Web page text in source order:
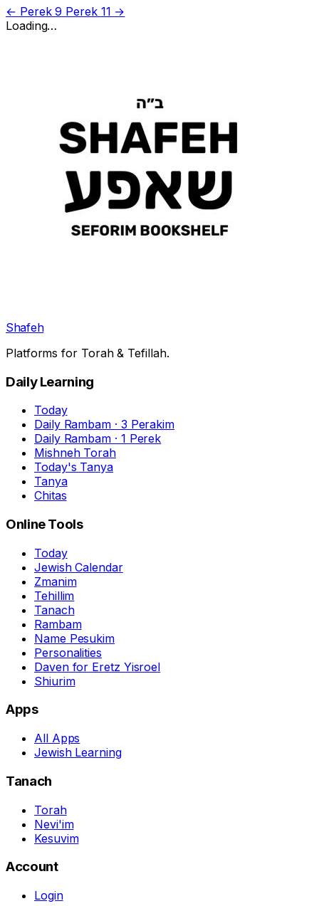
← Perek 9 Perek 11 →
Loading…
Shafeh
Platforms for Torah & Tefillah.
Daily Learning
Today
Daily Rambam · 3 Perakim
Daily Rambam · 1 Perek
Mishneh Torah
Today's Tanya
Tanya
Chitas
Online Tools
Today
Jewish Calendar
Zmanim
Tehillim
Tanach
Rambam
Name Pesukim
Personalities
Daven for Eretz Yisroel
Shiurim
Apps
All Apps
Jewish Learning
Tanach
Torah
Nevi'im
Kesuvim
Account
Login